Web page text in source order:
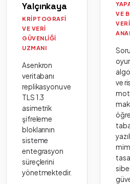
Yalçınkaya
KRIPTOGRAFI
VE VERI
GÜVENLIĞI
UZMANI
Asenkron
veritabanı
replikasyonu ve
TLS 1.3
asimetrik
şifreleme
bloklarının
sisteme
entegrasyon
süreçlerini
yönetmektedir.
VE
VERI
ve